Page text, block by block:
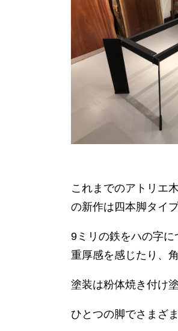
これまでのアトリエ
の新作は四本脚タイプ
9ミリの鉄をハの字
重厚感を感じたり、
塗装は粉体焼き付け
ひとつの脚でさまざ